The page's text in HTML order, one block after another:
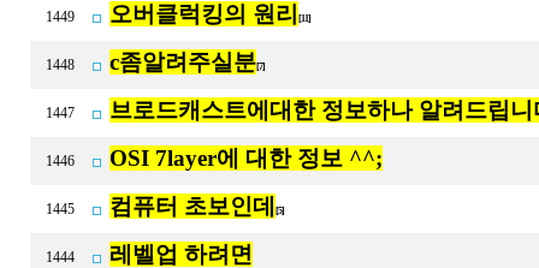
1449 오버클럭킹의 원리 [11]
1448 c좀알려주실분[7]
1447 브로드캐스트에대한 정보하나 알려드립니
1446 OSI 7layer에 대한 정보 ^^;
1445 컴퓨터 초보인데 [5]
1444 레벨업 하려면